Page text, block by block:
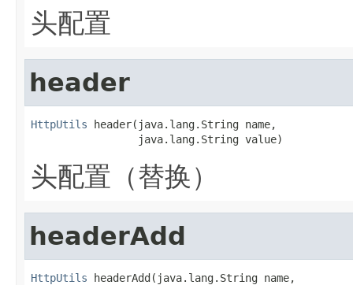
头配置
header
HttpUtils header(java.lang.String name,
                 java.lang.String value)
头配置（替换）
headerAdd
HttpUtils headerAdd(java.lang.String name,